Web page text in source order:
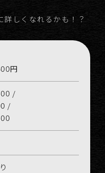
しくなれるかも！？
円
/
/